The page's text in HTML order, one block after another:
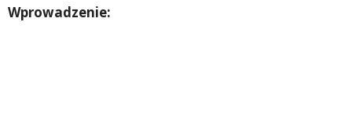
Wprowadzenie: